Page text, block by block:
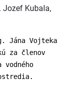
Jozef Kubala,
Jána Vojteka
za členov